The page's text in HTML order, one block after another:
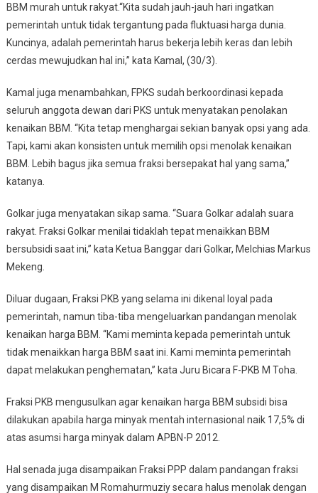
BBM murah untuk rakyat.“Kita sudah jauh-jauh hari ingatkan
pemerintah untuk tidak tergantung pada fluktuasi harga dunia.
Kuncinya, adalah pemerintah harus bekerja lebih keras dan lebih
cerdas mewujudkan hal ini,” kata Kamal, (30/3).
Kamal juga menambahkan, FPKS sudah berkoordinasi kepada
seluruh anggota dewan dari PKS untuk menyatakan penolakan
kenaikan BBM. “Kita tetap menghargai sekian banyak opsi yang ada.
Tapi, kami akan konsisten untuk memilih opsi menolak kenaikan
BBM. Lebih bagus jika semua fraksi bersepakat hal yang sama,”
katanya.
Golkar juga menyatakan sikap sama. “Suara Golkar adalah suara
rakyat. Fraksi Golkar menilai tidaklah tepat menaikkan BBM
bersubsidi saat ini,” kata Ketua Banggar dari Golkar, Melchias Markus
Mekeng.
Diluar dugaan, Fraksi PKB yang selama ini dikenal loyal pada
pemerintah, namun tiba-tiba mengeluarkan pandangan menolak
kenaikan harga BBM. “Kami meminta kepada pemerintah untuk
tidak menaikkan harga BBM saat ini. Kami meminta pemerintah
dapat melakukan penghematan,” kata Juru Bicara F-PKB M Toha.
Fraksi PKB mengusulkan agar kenaikan harga BBM subsidi bisa
dilakukan apabila harga minyak mentah internasional naik 17,5% di
atas asumsi harga minyak dalam APBN-P 2012.
Hal senada juga disampaikan Fraksi PPP dalam pandangan fraksi
yang disampaikan M Romahurmuziy secara halus menolak dengan